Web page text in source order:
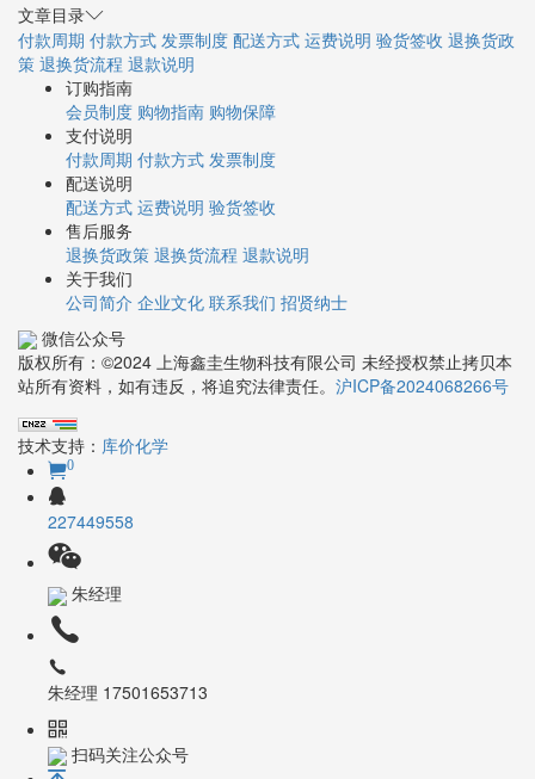
文章目录
付款周期 付款方式 发票制度 配送方式 运费说明 验货签收 退换货政
策 退换货流程 退款说明
订购指南
会员制度 购物指南 购物保障
支付说明
付款周期 付款方式 发票制度
配送说明
配送方式 运费说明 验货签收
售后服务
退换货政策 退换货流程 退款说明
关于我们
公司简介 企业文化 联系我们 招贤纳士
微信公众号
版权所有：©2024 上海鑫圭生物科技有限公司 未经授权禁止拷贝本
站所有资料，如有违反，将追究法律责任。 沪ICP备2024068266号
技术支持： 库价化学
0
227449558
朱经理
朱经理 17501653713
扫码关注公众号